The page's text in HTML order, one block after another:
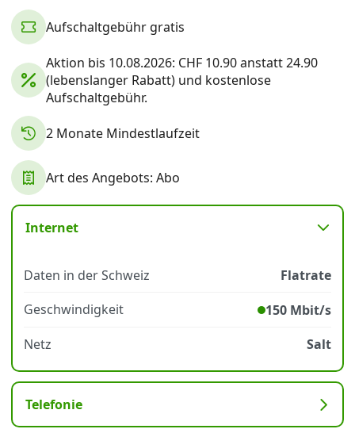
Forum
Über uns
Datenschutz
Aufschaltgebühr gratis
Aktion bis 10.08.2026: CHF 10.90 anstatt 24.90
(lebenslanger Rabatt) und kostenlose
Aufschaltgebühr.
2 Monate Mindestlaufzeit
Art des Angebots: Abo
Internet
Daten in der Schweiz
Flatrate
Geschwindigkeit
150 Mbit/s
Netz
Salt
Telefonie